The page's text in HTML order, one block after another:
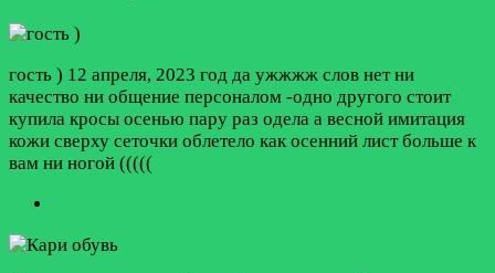
гость ) 12 апреля, 2023 год да ужжжж слов нет ни
качество ни общение персоналом -одно другого стоит
купила кросы осенью пару раз одела а весной имитация
кожи сверху сеточки облетело как осенний лист больше к
вам ни ногой (((((